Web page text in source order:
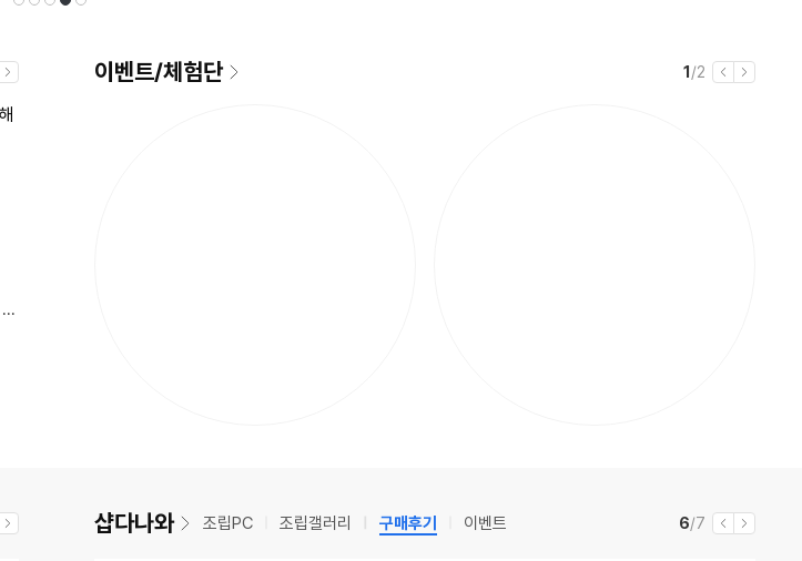
1 재
손톱만 한 차세대 Mini SSD 직접 테스트 해봤더니 충격적인 결과
다
이벤트/체험단
현
1 /전
2
이 다
다
샵다나와 조립PC 조립갤러리 구매후기 이벤트
현
6전
/7
이 다